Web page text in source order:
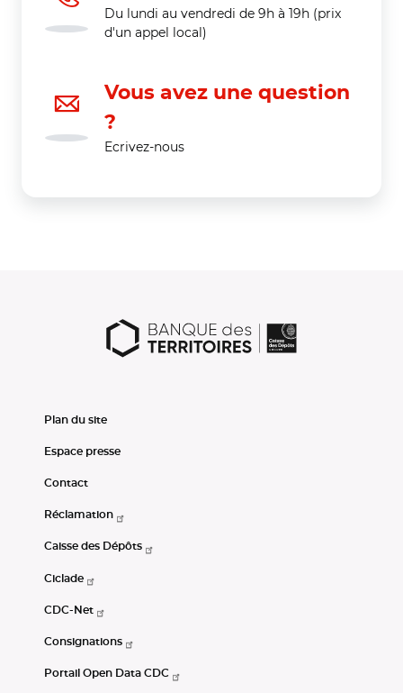
Du lundi au vendredi de 9h à 19h (prix
d'un appel local)
Vous avez une question
?
Ecrivez-nous
Plan du site
Espace presse
Contact
Réclamation
Caisse des Dépôts
Ciclade
CDC-Net
Consignations
Portail Open Data CDC